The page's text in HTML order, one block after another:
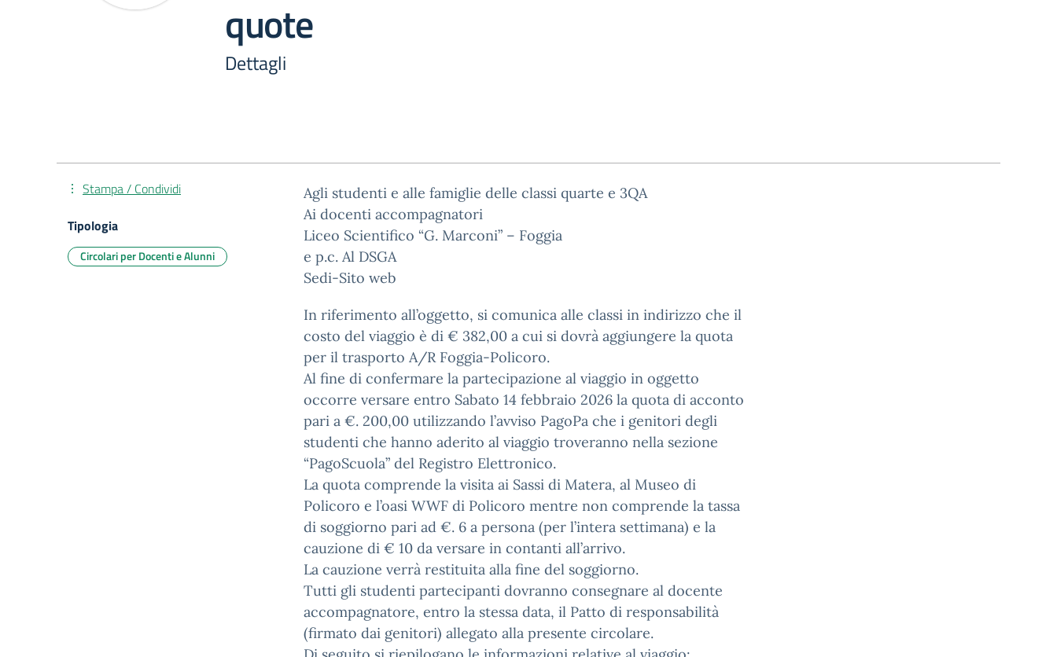
quote
Dettagli
Agli studenti e alle famiglie delle classi quarte e 3QA
Ai docenti accompagnatori
Liceo Scientifico “G. Marconi” – Foggia
e p.c. Al DSGA
Sedi-Sito web
In riferimento all’oggetto, si comunica alle classi in indirizzo che il
costo del viaggio è di € 382,00 a cui si dovrà aggiungere la quota
per il trasporto A/R Foggia-Policoro.
Al fine di confermare la partecipazione al viaggio in oggetto
occorre versare entro Sabato 14 febbraio 2026 la quota di acconto
pari a €. 200,00 utilizzando l’avviso PagoPa che i genitori degli
studenti che hanno aderito al viaggio troveranno nella sezione
“PagoScuola” del Registro Elettronico.
La quota comprende la visita ai Sassi di Matera, al Museo di
Policoro e l’oasi WWF di Policoro mentre non comprende la tassa
di soggiorno pari ad €. 6 a persona (per l’intera settimana) e la
cauzione di € 10 da versare in contanti all’arrivo.
La cauzione verrà restituita alla fine del soggiorno.
Tutti gli studenti partecipanti dovranno consegnare al docente
accompagnatore, entro la stessa data, il Patto di responsabilità
(firmato dai genitori) allegato alla presente circolare.
Stampa / Condividi
Tipologia
Circolari per Docenti e Alunni